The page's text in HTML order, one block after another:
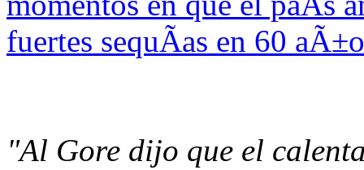
fuertes sequÃ­as en 60
"Al Gore dijo que el